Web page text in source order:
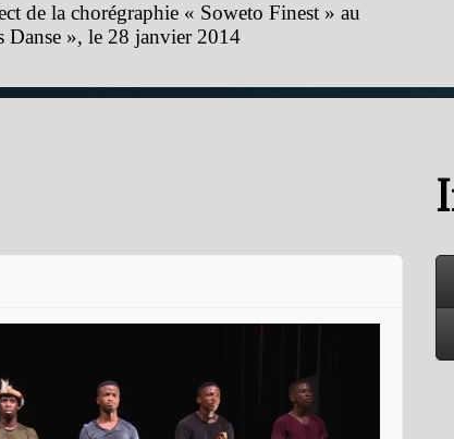
de la chorégraphie « Soweto Finest » au
Danse », le 28 janvier 2014